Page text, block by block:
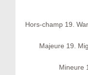
Hors-champ 19.
Majeure 19.
Mineure